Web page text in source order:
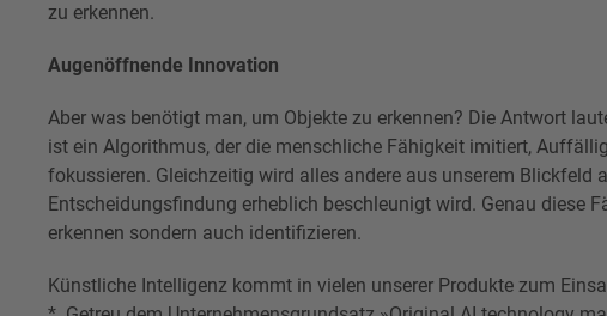
zu erkennen.
Augenöffnende Innovation
Aber was benötigt man, um Objekte zu erkennen? Die Antwort
ist ein Algorithmus, der die menschliche Fähigkeit imitiert,
fokussieren. Gleichzeitig wird alles andere aus unserem Blickfeld
Entscheidungsfindung erheblich beschleunigt wird. Genau diese
erkennen sondern auch identifizieren.
Künstliche Intelligenz kommt in vielen unserer Produkte zum